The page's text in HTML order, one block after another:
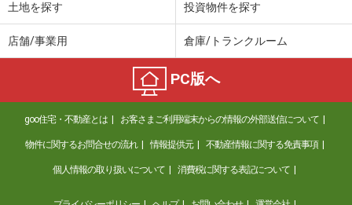
千葉県千葉市中央区葛城１丁目
13.50万円
住 所
千葉県千葉市中央区葛城１丁目
専有面積 37.96m²
間取り
ワンルーム
千葉県千葉市中央区松波２丁目
土地を探す 投資物件を探す
店舗/事業用 倉庫/トランクルーム
PC版へ
goo住宅・不動産とは お客さまご利用端末からの情報の外部送信について
物件に関するお問合せの流れ 情報提供元 不動産情報に関する免責事項
個人情報の取り扱いについて 消費税に関する表記について